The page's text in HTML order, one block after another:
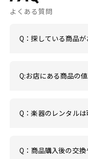
よくある質問
Q：探している商品
Q:お店にある商品の
Q：楽器のレンタルは
Q：商品購入後の交